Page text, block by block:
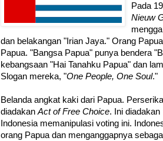
Pada
Nieuw
dan belakangan "Irian Jaya." Orang
Papua. "Bangsa Papua" punya bendera
kebangsaan "Hai Tanahku Papua" dan
Slogan mereka, "One People, One Soul."
Belanda angkat kaki dari Papua.
diadakan Act of Free Choice. Ini
Indonesia memanipulasi voting ini.
orang Papua dan menganggapnya